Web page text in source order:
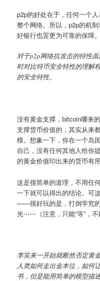
p2p的好处在于，任何一个
整个网络。所以，p2p的机
好银行也罢更为可靠的保障。
对于p2p网络抗攻击的特性
时对比特币安全特性的理解
的安全特性。
没有黄金支撑，bitcoin哪来
支撑货币价值的，其实从
模。想象一下，你在一个岛
自己，没有任何其他人给
的黄金价值印出来的货币有
这是很简单的道理，不用任
一下就可以得出的结论。可
——很好玩的是，打倒学究
光⋯⋯（注意，只能“等”，不
李笑来一开始就断然否定黄
人类如何走出金本位，如何
书，但是能用简单的模型描